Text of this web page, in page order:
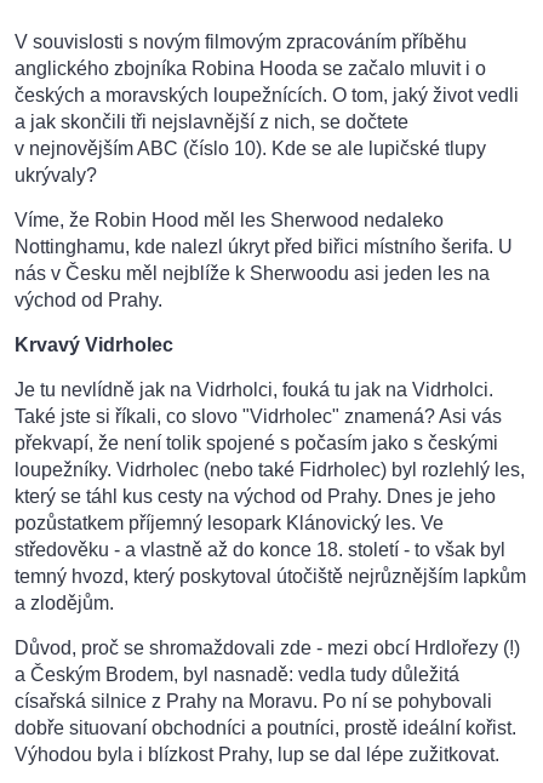
V souvislosti s novým filmovým zpracováním příběhu
anglického zbojníka Robina Hooda se začalo mluvit i o
českých a moravských loupežnících. O tom, jaký život vedli
a jak skončili tři nejslavnější z nich, se dočtete
v nejnovějším ABC (číslo 10). Kde se ale lupičské tlupy
ukrývaly?
Víme, že Robin Hood měl les Sherwood nedaleko
Nottinghamu, kde nalezl úkryt před biřici místního šerifa. U
nás v Česku měl nejblíže k Sherwoodu asi jeden les na
východ od Prahy.
Krvavý Vidrholec
Je tu nevlídně jak na Vidrholci, fouká tu jak na Vidrholci.
Také jste si říkali, co slovo "Vidrholec" znamená? Asi vás
překvapí, že není tolik spojené s počasím jako s českými
loupežníky. Vidrholec (nebo také Fidrholec) byl rozlehlý les,
který se táhl kus cesty na východ od Prahy. Dnes je jeho
pozůstatkem příjemný lesopark Klánovický les. Ve
středověku - a vlastně až do konce 18. století - to však byl
temný hvozd, který poskytoval útočiště nejrůznějším lapkům
a zlodějům.
Důvod, proč se shromaždovali zde - mezi obcí Hrdlořezy (!)
a Českým Brodem, byl nasnadě: vedla tudy důležitá
císařská silnice z Prahy na Moravu. Po ní se pohybovali
dobře situovaní obchodníci a poutníci, prostě ideální kořist.
Výhodou byla i blízkost Prahy, lup se dal lépe zužitkovat.